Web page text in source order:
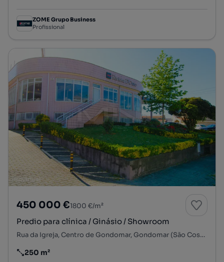
ZOME Grupo Business
Profissional
450 000 €1800 €/m²
Predio para clínica / Ginásio / Showroom
Rua da Igreja, Centro de Gondomar, Gondomar (São Cosme), Valbom e Jovim, Gondomar, Porto
Preço por metro quadrado
250 m²